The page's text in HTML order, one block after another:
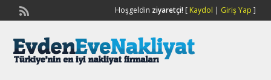
Hoşgeldin ziyaretçi![ Kaydol | Giriş Yap ]